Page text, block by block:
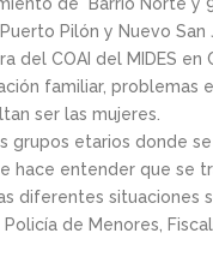
Pilón y Nuevo San
del COAI del MIDES
familiar,
ser las mujeres.
grupos etarios donde
hace entender que se
diferentes situaciones
Policía de Menores,